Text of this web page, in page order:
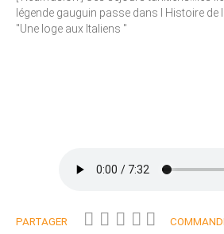
légende gauguin passe dans l Histoire de
"Une loge aux Italiens "
PARTAGER